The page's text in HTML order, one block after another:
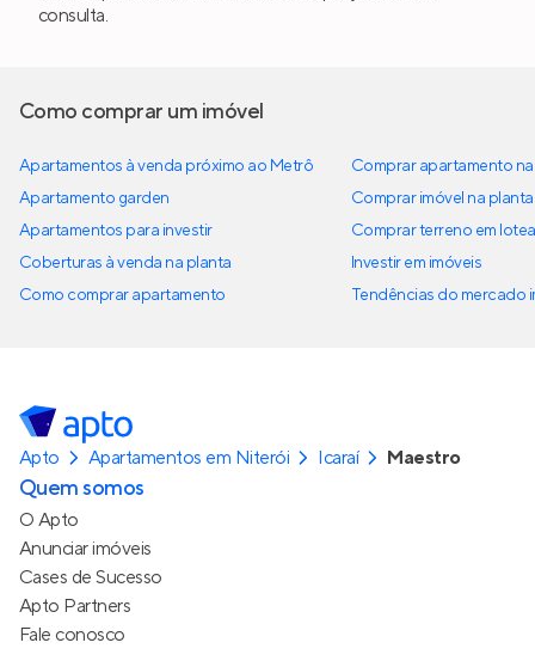
consulta.
Como comprar um imóvel
Apartamentos à venda próximo ao Metrô
Apartamento garden
Apartamentos para investir
Coberturas à venda na planta
Como comprar apartamento
Comprar apartamento
Comprar imóvel na planta
Comprar terreno em
Investir em imóveis
Tendências do mercado
Apto Apartamentos em Niterói Icaraí Maestro
Quem somos
O Apto
Anunciar imóveis
Cases de Sucesso
Apto Partners
Fale conosco